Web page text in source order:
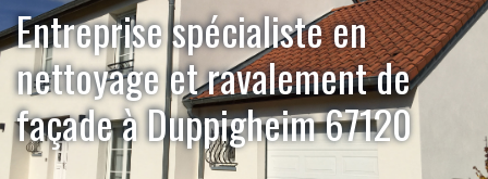
Entreprise spécialiste en
nettoyage et ravalement de
façade à Duppigheim 67120